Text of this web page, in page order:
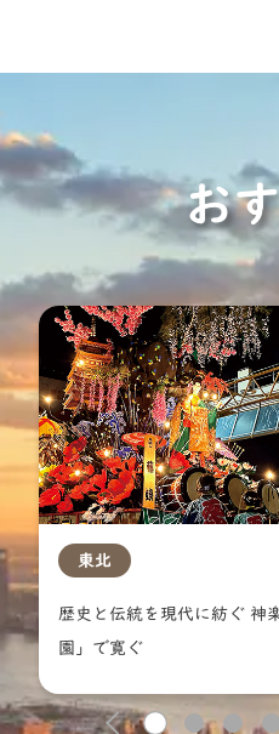
お
東北
歴史と伝統を現代に紡ぐ 神
園」で寛ぐ
1